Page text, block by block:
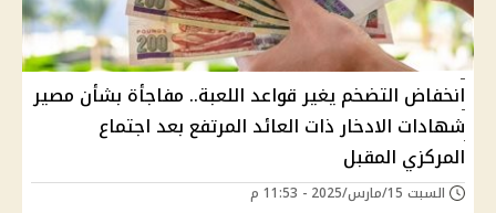
انخفاض التضخم يغير قواعد اللعبة.. مفاجأة بشأن مصير
شهادات الادخار ذات العائد المرتفع بعد اجتماع
المركزي المقبل
السبت 15/مارس/2025 - 11:53 م